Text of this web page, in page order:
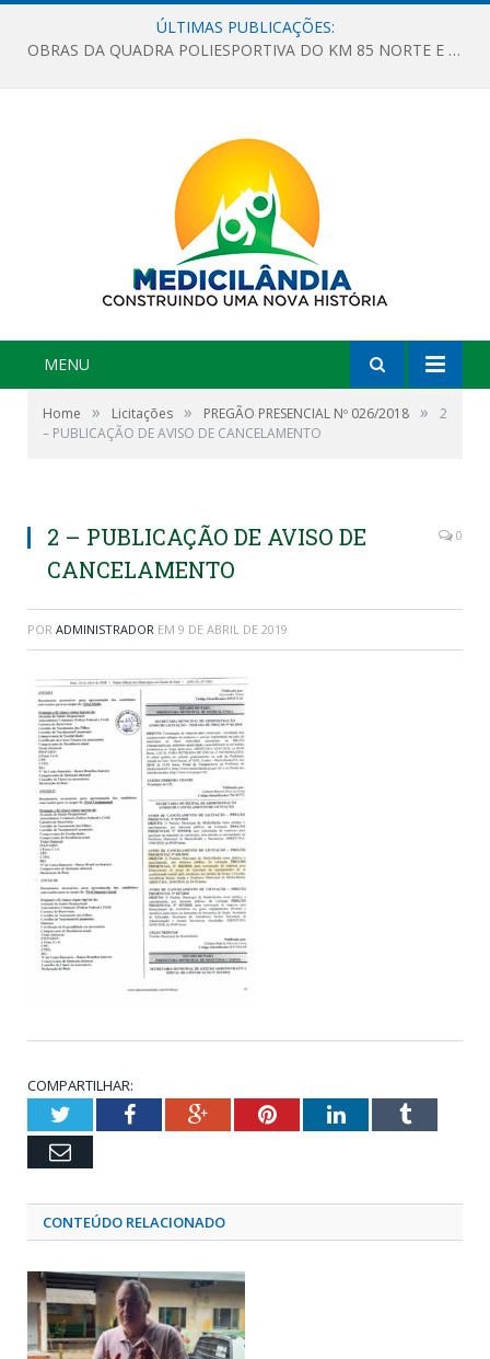
ÚLTIMAS PUBLICAÇÕES:
OBRAS DA QUADRA POLIESPORTIVA DO KM 85 NORTE E DA ESCOLA GASPAR VIANA AVANÇAM
MENU
Home » Licitações » PREGÃO PRESENCIAL Nº 026/2018 »
2
– PUBLICAÇÃO DE AVISO DE CANCELAMENTO
2 – PUBLICAÇÃO DE AVISO DE
CANCELAMENTO
0
POR ADMINISTRADOR EM 9 DE ABRIL DE 2019
COMPARTILHAR:
TwitterFacebookGoogle+PinterestLinkedInTumblr
Email
CONTEÚDO RELACIONADO